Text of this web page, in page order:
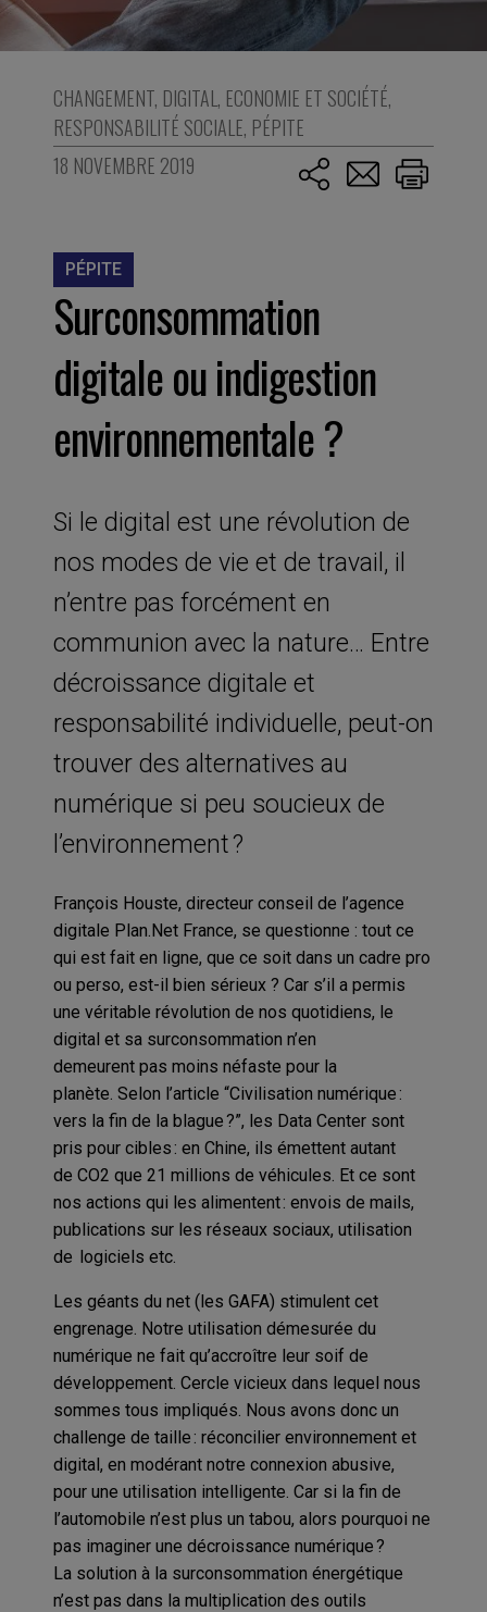
CHANGEMENT, DIGITAL, ECONOMIE ET SOCIÉTÉ,
RESPONSABILITÉ SOCIALE, PÉPITE
18 NOVEMBRE 2019
PÉPITE
Surconsommation
digitale ou indigestion
environnementale ?
Si le digital est une révolution de
nos modes de vie et de travail, il
n’entre pas forcément en
communion avec la nature… Entre
décroissance digitale et
responsabilité individuelle, peut-on
trouver des alternatives au
numérique si peu soucieux de
l’environnement ?
François Houste, directeur conseil de l’agence
digitale Plan.NetFrance, se questionne : tout ce
qui est fait en ligne, que ce soit dans un cadre pro
ou perso, est-il bien sérieux ? Car s’il a permis
une véritable révolution de nos quotidiens, le
digital et sa surconsommation n’en
demeurentpas moins néfaste pour la
planète. Selon l’article “Civilisation numérique :
vers la fin de la blague?”, les Data Centersont
pris pour cibles : en Chine, ils émettent autant
de CO2 que 21 millions de véhicules. Et ce sont
nos actions qui les alimentent : envois de mails,
publications sur les réseaux sociaux, utilisation
de logiciels etc.
Les géants du net (les GAFA) stimulentcet
engrenage. Notre utilisation démesurée du
numérique ne fait qu’accroître leur soif de
développement. Cercle vicieux dans lequel nous
sommes tous impliqués. Nous avons donc un
challenge de taille : réconcilier environnement et
digital, en modérant notre connexion abusive,
pour une utilisation intelligente. Car si la fin de
l’automobile n’est plus un tabou, alors pourquoi ne
pas imaginer une décroissance numérique ?
La solution à la surconsommation énergétique
n’est pas dans la multiplication des outils